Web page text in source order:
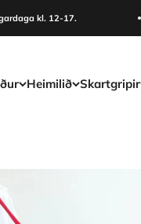
kl. 12-17.
Heimilið Skartgripir